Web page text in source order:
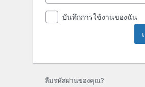
บันทึกการใช้งานของฉัน
ลืมรหัสผ่านของคุณ?